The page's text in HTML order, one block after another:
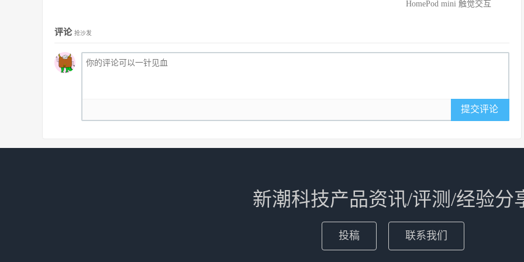
HomePod mini 触觉交互
评论 抢沙发
提交评论
新潮科技产品资讯/评测/经验分
投稿 联系我们